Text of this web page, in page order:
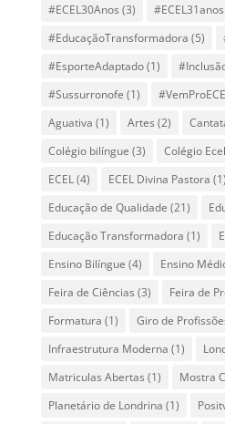
#ECEL30Anos (3) #ECEL31anos
#EducaçãoTransformadora (5)
#EsporteAdaptado(1)
#Sussurronofe (1)
Aguativa (1) Artes (2)
Colégio bilíngue (3) Colégio Ecel
ECEL(4) ECEL Divina Pastora (1)
Educação de Qualidade (21)
Educação Transformadora (1)
Ensino Bilíngue (4) Ensino
Feira de Ciências (3) Feira de
Formatura (1) Giro de
Infraestrutura Moderna (1)
Matriculas Abertas (1) Mostra
Planetário de Londrina (1)